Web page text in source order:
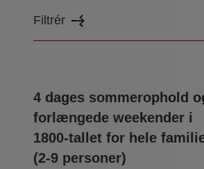
Filtrér
4 dages sommerophold
forlængede weekender i
1800-tallet for hele
(2-9 personer)